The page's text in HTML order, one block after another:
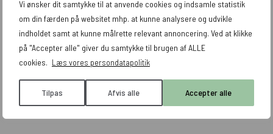
Vi ønsker dit samtykke til at anvende cookies og indsamle statistik
om din færden på websitet mhp. at kunne analysere og udvikle
indholdet samt at kunne målrette relevant annoncering. Ved at klikke
på "Accepter alle" giver du samtykke til brugen af ALLE
cookies. Læs vores persondatapolitik
Tilpas Afvis alle Accepter alle
opbevares. Læs mere i vores
persondatapolitik. Du
tilmelder dig vores nyhedsbrev.